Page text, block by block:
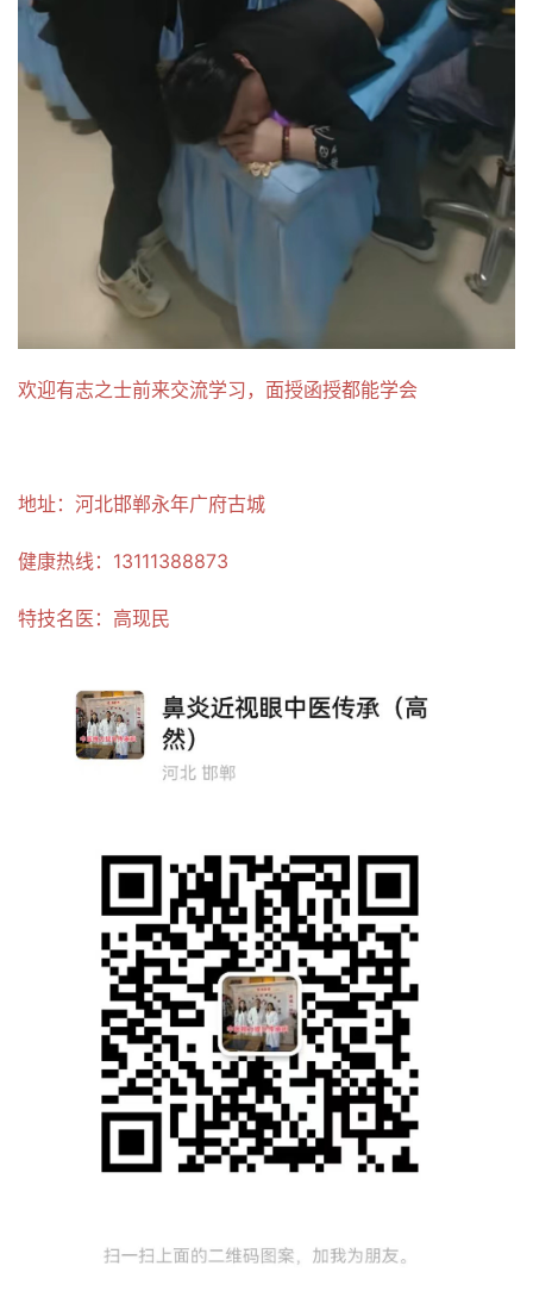
欢迎有志之士前来交流学习，面授函授都能学会
地址：河北邯郸永年广府古城
健康热线：13111388873
特技名医：高现民